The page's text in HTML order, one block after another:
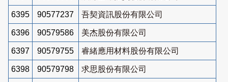
6395 90577237 吾契資訊股份有限公司
6396 90579586 美杰股份有限公司
6397 90579755 睿緒應用材料股份有限公司
6398 90579798 求思股份有限公司